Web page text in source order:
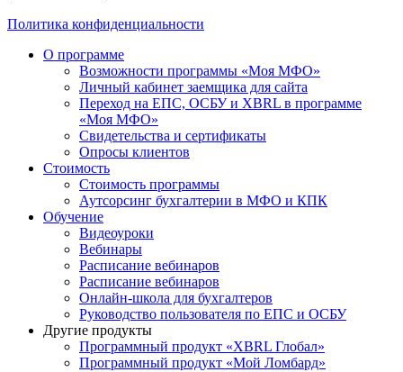
Политика конфиденциальности
О программе
Возможности программы «Моя МФО»
Личный кабинет заемщика для сайта
Переход на ЕПС, ОСБУ и XBRL в программе
«Моя МФО»
Свидетельства и сертификаты
Опросы клиентов
Стоимость
Стоимость программы
Аутсорсинг бухгалтерии в МФО и КПК
Обучение
Видеоуроки
Вебинары
Расписание вебинаров
Расписание вебинаров
Онлайн-школа для бухгалтеров
Руководство пользователя по ЕПС и ОСБУ
Другие продукты
Программный продукт «XBRL Глобал»
Программный продукт «Мой Ломбард»